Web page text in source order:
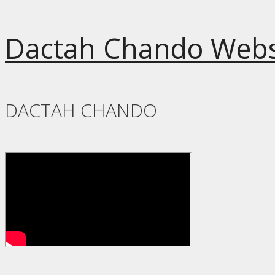
Dactah Chando
DACTAH CHANDO